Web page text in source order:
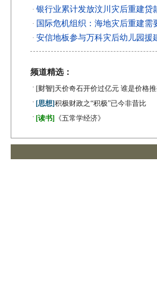
· 银行业累计发放汶川灾后重建贷
· 国际危机组织：海地灾后重建需
· 安信地板参与万科灾后幼儿园援
频道精选：
· [财智] 天价奇石开价过亿元 谁是价格推
· [思想]积极财政之“积极”已今非昔比
· [读书] 《五常学经济》